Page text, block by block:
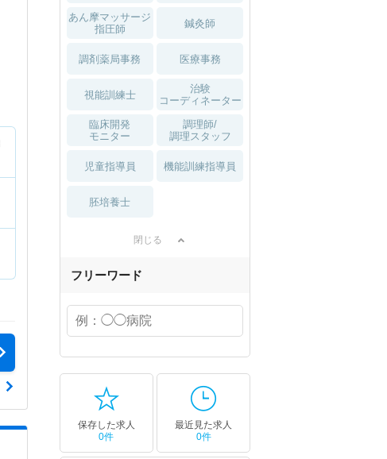
あん摩マッサージ
指圧師
鍼灸師
調剤薬局事務 医療事務
視能訓練士
治験
コーディネーター
臨床開発
モニター
調理師/
調理スタッフ
児童指導員 機能訓練指導員
胚培養士
閉じる
フリーワード
保存した求人
0件
最近見た求人
0件